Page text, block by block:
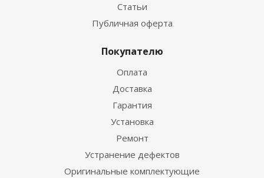
Статьи
Публичная оферта
Покупателю
Оплата
Доставка
Гарантия
Установка
Ремонт
Устранение дефектов
Оригинальные комплектующие